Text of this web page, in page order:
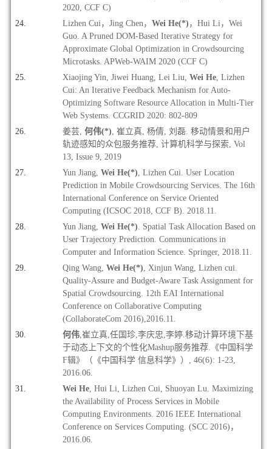
2020, CCF C)
Lizhen Cui ，Jing Chen， Wei He(*) ，Hui Li，Wei
Guo. A Pruned DOM-Based Iterative Strategy for
Approximate Global Optimization in Crowdsourcing
Microtasks. APWeb-WAIM 2020 (CCF C)
Xiaojing Yin, Jiwei Huang, Lei Liu, Wei He, Lizhen
Cui: An Iterative Feedback Mechanism for Auto-
Optimizing Software Resource Allocation in Multi-Tier
Web Systems. CCGRID 2020: 802-809
姜芸, 何伟(*) , 崔立真, 杨倩, 刘磊. 移动情景和用户
轨迹感知的众包服务推荐, 计算机科学与探索, Vol
13, Issue 9, 2019
Yun Jiang, Wei He(*) , Lizhen Cui. User Location
Prediction in Mobile Crowdsourcing Services. The 16th
International Conference on Service Oriented
Computing (ICSOC 2018, CCF B). 2018.11.
Yun Jiang, Wei He(*) . Spatial Task Allocation Based on
User Trajectory Prediction. Communications in
Computer and Information Science. Springer, 2018.11.
Qing Wang, Wei He(*) , Xinjun Wang, Lizhen cui.
Quality-Assure and Budget-Aware Task Assignment for
Spatial Crowdsourcing. 12th EAI International
Conference on Collaborative Computing
(CollaborateCom 2016),2016.11.
何伟,崔立真,任国珍,李庆忠,李婷.移动计算环境下基
于动态上下文的个性化Mashup服务推荐.《中国科学
F辑》（《中国科学 信息科学》）, 46(6): 1-23,
2016.06.
Wei He, Hui Li, Lizhen Cui, Shuoyan Lu. Maximizing
the Availability of Process Services in Mobile
Computing Environments. 2016 IEEE International
Conference on Services Computing. (SCC 2016) ，
2016.06.